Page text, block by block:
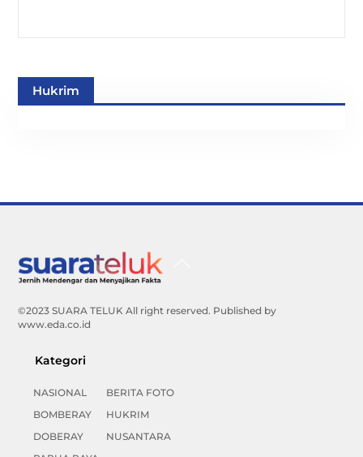
Hukrim
©2023 SUARA TELUK All right reserved. Published by
www.eda.co.id
Kategori
NASIONAL
BOMBERAY
DOBERAY
BERITA FOTO
HUKRIM
NUSANTARA